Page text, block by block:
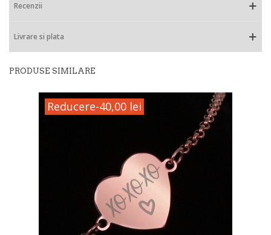
Recenzii
Livrare si plata
PRODUSE SIMILARE
Reducere-40,00 lei